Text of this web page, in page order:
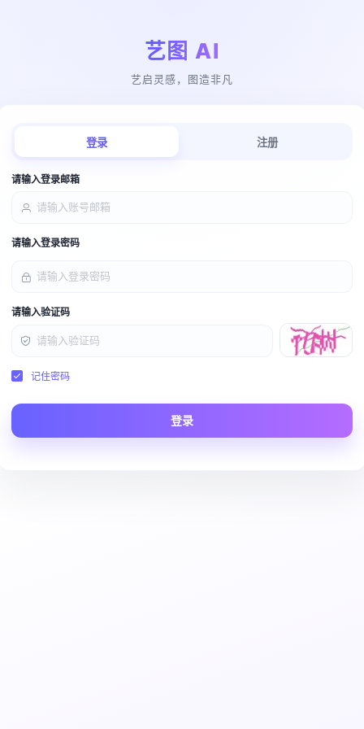
艺图 AI
艺启灵感，图造非凡
登录 注册
请输入登录邮箱
请输入登录密码
请输入验证码
记住密码
登录